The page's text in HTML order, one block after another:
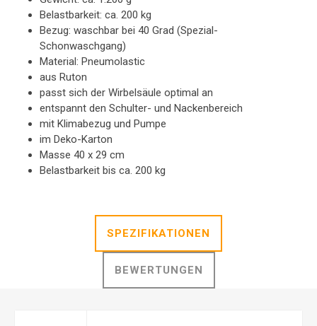
Belastbarkeit: ca. 200 kg
Bezug: waschbar bei 40 Grad (Spezial-
Schonwaschgang)
Material: Pneumolastic
aus Ruton
passt sich der Wirbelsäule optimal an
entspannt den Schulter- und Nackenbereich
mit Klimabezug und Pumpe
im Deko-Karton
Masse 40 x 29 cm
Belastbarkeit bis ca. 200 kg
SPEZIFIKATIONEN
BEWERTUNGEN